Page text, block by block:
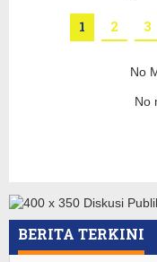
1 2 3
No
No
BERITA TERKINI